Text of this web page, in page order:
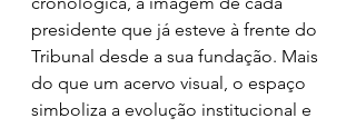
presidente que já esteve à frente do
Tribunal desde a sua fundação. Mais
do que um acervo visual, o espaço
simboliza a evolução institucional e